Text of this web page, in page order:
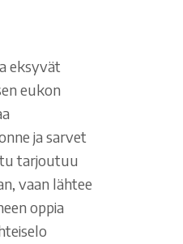
eksyvät
eukon
ja sarvet
tarjoutuu
vaan lähtee
oppia